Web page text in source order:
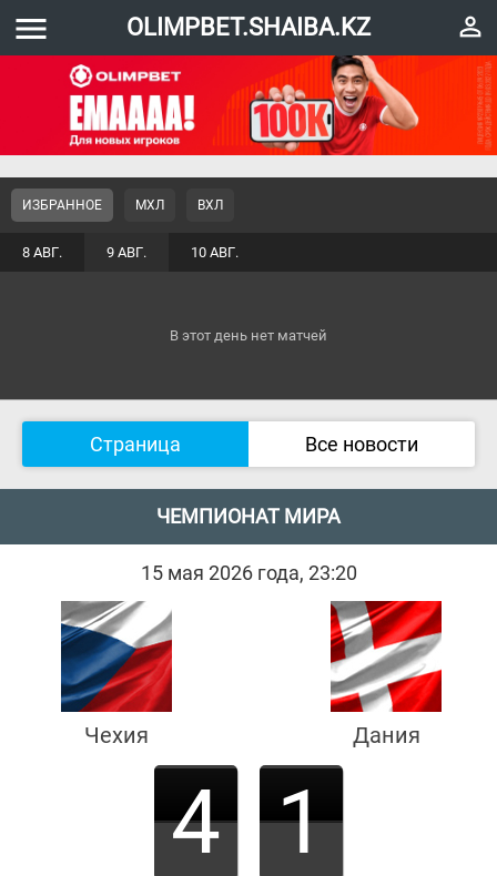
menu OLIMPBET.SHAIBA.KZ perm_identity
8 АВГ. 9 АВГ. 10 АВГ.
ИЗБРАННОЕ МХЛ ВХЛ
В этот день нет матчей
Страница Все новости
ЧЕМПИОНАТ МИРА
15 мая 2026 года, 23:20
Чехия
4 1
Дания